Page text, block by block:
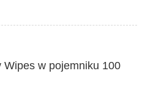
Wipes w pojemniku 100